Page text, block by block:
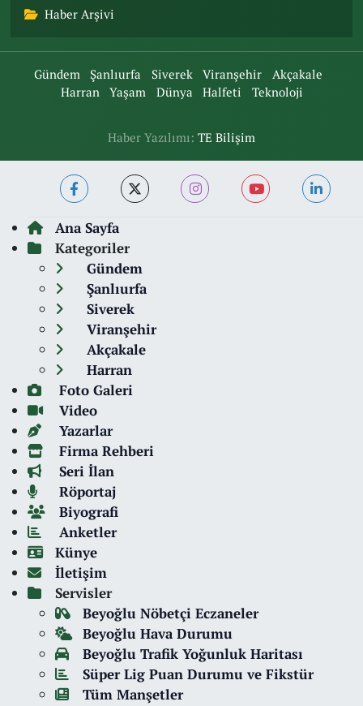
Haber Arşivi
Gündem Şanlıurfa Siverek Viranşehir
Akçakale
Harran
Yaşam Dünya Halfeti Teknoloji
Haber Yazılımı: TE Bilişim
Ana Sayfa
Kategoriler
Gündem
Şanlıurfa
Siverek
Viranşehir
Akçakale
Harran
Foto Galeri
Video
Yazarlar
Firma Rehberi
Seri İlan
Röportaj
Biyografi
Anketler
Künye
İletişim
Servisler
Beyoğlu Nöbetçi Eczaneler
Beyoğlu Hava Durumu
Beyoğlu Trafik Yoğunluk Haritası
Süper Lig Puan Durumu ve Fikstür
Tüm Manşetler